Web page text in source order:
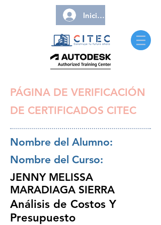
Iniciar sesión
PÁGINA DE VERIFICACIÓN
DE CERTIFICADOS CITEC
Nombre del Alumno:
Nombre del Curso:
JENNY MELISSA
MARADIAGA SIERRA
Análisis de Costos Y
Presupuesto